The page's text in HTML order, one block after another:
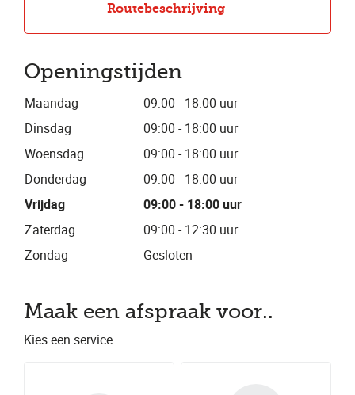
Maak een afspraak voor..
Kies een service
Routebeschrijving
Openingstijden
Maandag
09:00 - 18:00 uur
Dinsdag
09:00 - 18:00 uur
Woensdag
09:00 - 18:00 uur
Donderdag
09:00 - 18:00 uur
Vrijdag
09:00 - 18:00 uur
Zaterdag
09:00 - 12:30 uur
Zondag
Gesloten